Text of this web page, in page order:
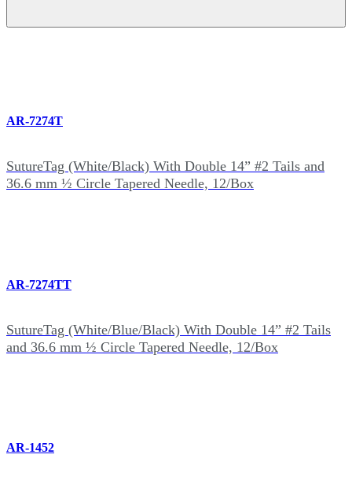
AR-7274T
SutureTag (White/Black) With Double 14” #2 Tails and
36.6 mm ½ Circle Tapered Needle, 12/Box
AR-7274TT
SutureTag (White/Blue/Black) With Double 14” #2 Tails
and 36.6 mm ½ Circle Tapered Needle, 12/Box
AR-1452